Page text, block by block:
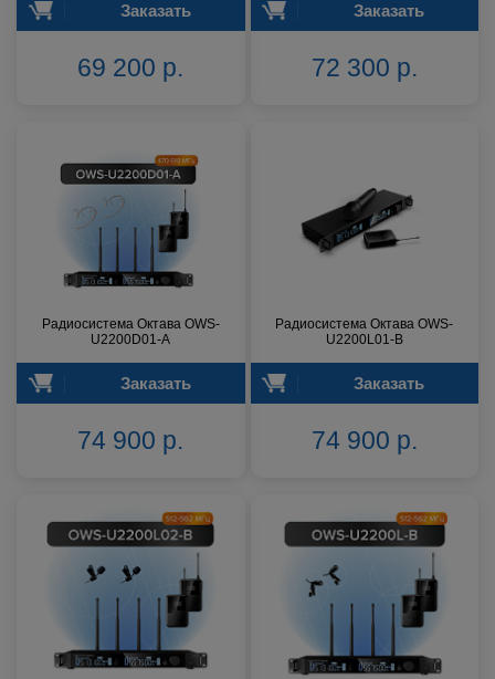
Заказать
69 200 р.
Заказать
72 300 р.
Радиосистема Октава OWS-
U2200D01-A
Заказать
74 900 р.
Радиосистема Октава OWS-
U2200L01-B
Заказать
74 900 р.